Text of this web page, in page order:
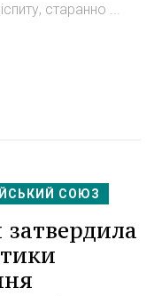
старанно ...
СОЮЗ
затвердила